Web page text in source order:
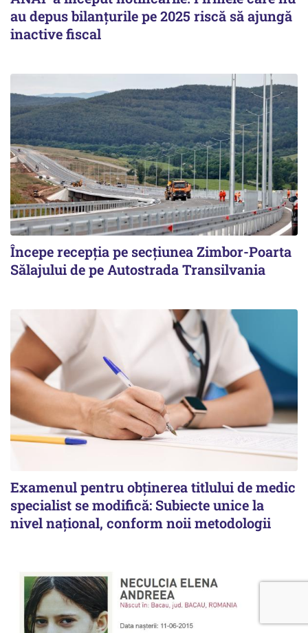
au depus bilanțurile pe 2025 riscă să ajungă
inactive fiscal
Începe recepţia pe secţiunea Zimbor-Poarta
Sălajului de pe Autostrada Transilvania
Examenul pentru obținerea titlului de medic
specialist se modifică: Subiecte unice la
nivel național, conform noii metodologii